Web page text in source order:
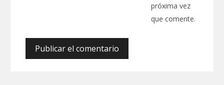
próxima vez
que comente.